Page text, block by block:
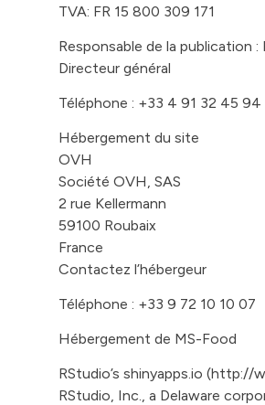
TVA: FR 15 800 309 171
Responsable de la publication :
Directeur général
Téléphone : +33 4 91 32 45 94
Hébergement du site
OVH
Société OVH, SAS
2 rue Kellermann
59100 Roubaix
France
Contactez l’hébergeur
Téléphone : +33 9 72 10 10 07
Hébergement de MS-Food
RStudio’s shinyapps.io (http://
RStudio, Inc., a Delaware